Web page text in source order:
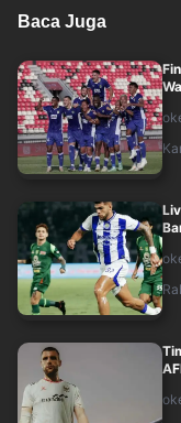
Baca Juga